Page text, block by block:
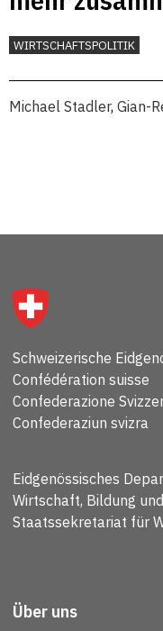
WIRTSCHAFTSPOLITIK
Michael Stadler, Gian-
Schweizerische
Confédération suisse
Confederazione
Confederaziun svizra
Eidgenössisches
Wirtschaft, Bildung
Staatssekretariat für
Über uns